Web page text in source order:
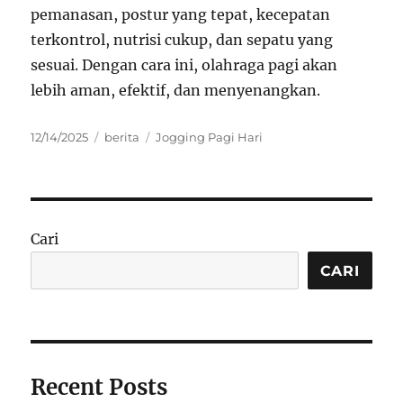
pemanasan, postur yang tepat, kecepatan
terkontrol, nutrisi cukup, dan sepatu yang
sesuai. Dengan cara ini, olahraga pagi akan
lebih aman, efektif, dan menyenangkan.
Posted
12/14/2025 Categories
berita Tags
Jogging Pagi Hari
Cari
CARI
Recent Posts